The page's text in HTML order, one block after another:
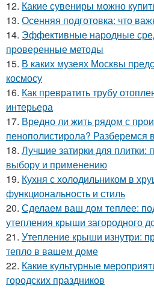
12. Какие сувениры можно
13. Осенняя подготовка: что
14. Эффективные народные
проверенные методы
15. В каких музеях Москвы
космосу
16. Как превратить трубу
интерьера
17. Вредно ли жить рядом с
пенополистирола? Разберемся
18. Лучшие затирки для плитки:
выбору и применению
19. Кухня с холодильником в
функциональность и стиль
20. Сделаем ваш дом теплее:
утепления крыши загородного
21. Утепление крыши изнутри:
тепло в вашем доме
22. Какие культурные
городских праздников